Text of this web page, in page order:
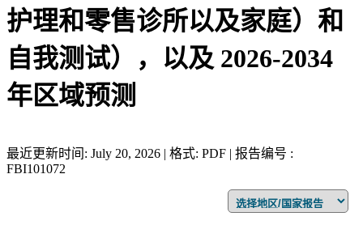
护理和零售诊所以及家庭）和
自我测试），以及 2026-2034
年区域预测
最近更新时间: July 20, 2026 | 格式: PDF | 报告编号 :
FBI101072